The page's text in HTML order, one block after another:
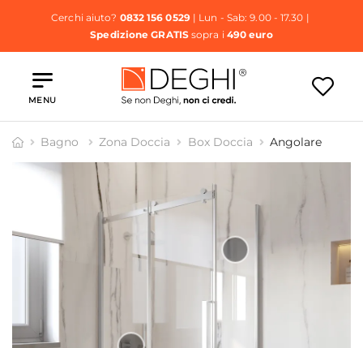
Cerchi aiuto? 0832 156 0529| Lun - Sab: 9.00 - 17.30 |
Spedizione GRATISsopra i 490 euro
MENU
Bagno Zona Doccia Box Doccia Angolare